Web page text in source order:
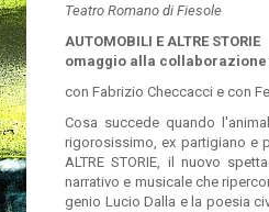
Teatro Romano di Fiesole
AUTOMOBILI E ALTRE STORIE
omaggio alla collaborazione
con Fabrizio Checcacci e con
Cosa succede quando
rigorosissimo, ex partigiano e
ALTRE STORIE, il nuovo
narrativo e musicale che
genio Lucio Dalla e la poesia